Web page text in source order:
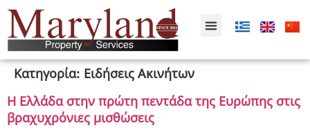
Κατηγορία: Ειδήσεις Ακινήτων
Η Ελλάδα στην πρώτη πεντάδα της Ευρώπης στις
βραχυχρόνιες μισθώσεις